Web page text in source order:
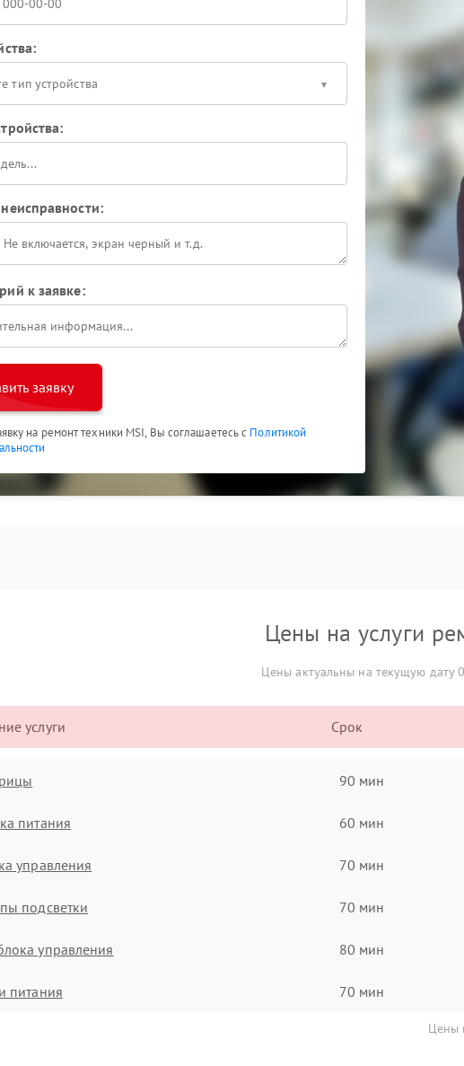
тип устройства
к заявке:
заявку
на ремонт техники MSI, Вы соглашаетесь с Политикой
Цены на услуги
Цены актуальны на текущую дату
услуги Срок
90 мин
питания 60 мин
управления 70 мин
подсветки 70 мин
управления 80 мин
питания 70 мин
Цены